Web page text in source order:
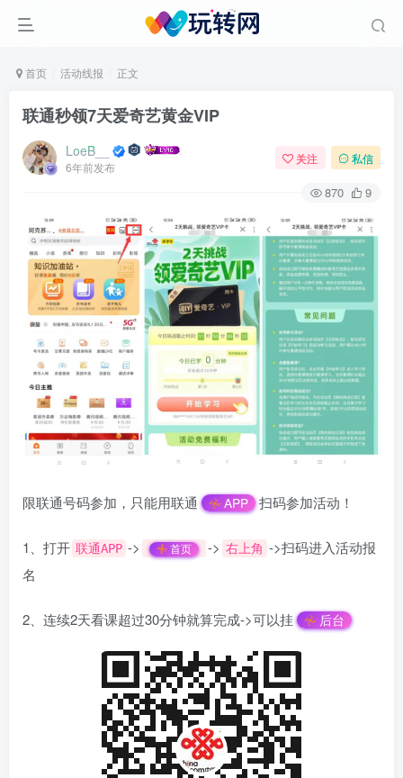
首页 活动线报 正文
联通秒领7天爱奇艺黄金VIP
LoeB__
6年前发布
关注 私信
870 9
限联通号码参加，只能用联通 APP 扫码参加活动！
1、打开 联通APP -> 首页 -> 右上角 ->扫码进入活动报
名
2、连续2天看课超过30分钟就算完成->可以挂 后台